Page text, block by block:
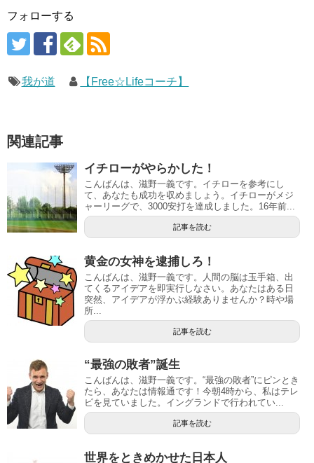
フォローする
我が道 【Free☆Lifeコーチ】
関連記事
イチローがやらかした！
こんばんは、滋野一義です。イチローを参考にし
て、あなたも成功を収めましょう。イチローがメジ
ャーリーグで、3000安打を達成しました。16年前...
記事を読む
黄金の女神を逮捕しろ！
こんばんは、滋野一義です。人間の脳は玉手箱、出
てくるアイデアを即実行しなさい。あなたはある日
突然、アイデアが浮かぶ経験ありませんか？時や場
所...
記事を読む
“最強の敗者”誕生
こんばんは、滋野一義です。“最強の敗者”にピンとき
たら、あなたは情報通です！今朝4時から、私はテレ
ビを見ていました。イングランドで行われてい...
記事を読む
世界をときめかせた日本人